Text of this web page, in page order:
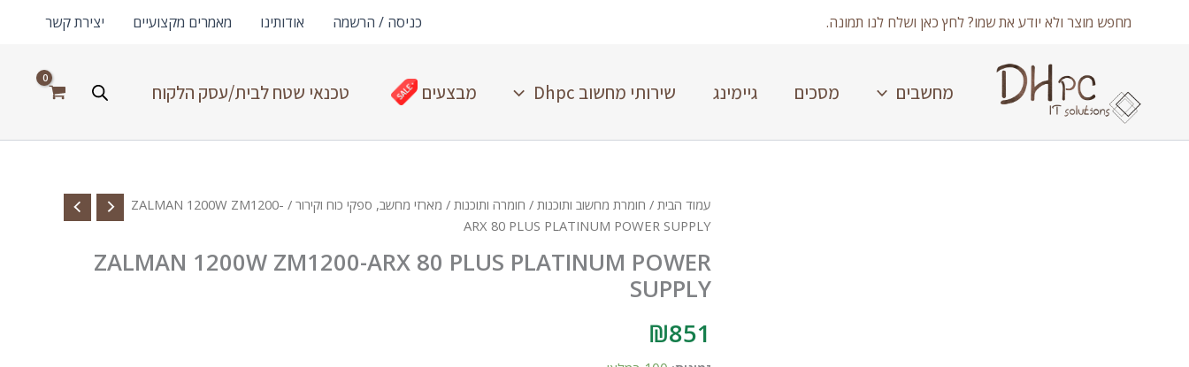
מחפש מוצר ולא יודע את שמו? לחץ כאן ושלח לנו תמונה. כניסה / הרשמה אודותינו מאמרים מקצועיים יצירת קשר
מחשבים מסכים גיימינג שירותי מחשוב Dhpc מבצעים טכנאי שטח לבית/עסק הלקוח
עמוד הבית / חומרת מחשוב ותוכנות / חומרה ותוכנות / מארזי מחשב, ספקי כוח וקירור
/ ZALMAN 1200W ZM1200-
ARX 80 PLUS PLATINUM POWER SUPPLY
ZALMAN 1200W ZM1200-ARX 80 PLUS PLATINUM POWER
SUPPLY
₪851